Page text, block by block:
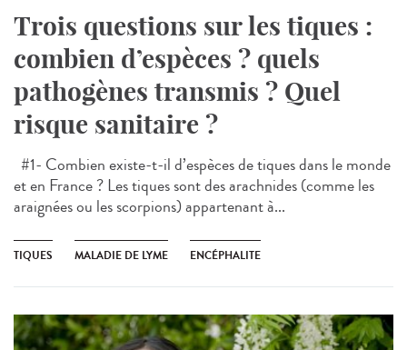
Trois questions sur les tiques :
combien d’espèces ? quels
pathogènes transmis ? Quel
risque sanitaire ?
#1- Combien existe-t-il d’espèces de tiques dans le monde
et en France ? Les tiques sont des arachnides (comme les
araignées ou les scorpions) appartenant à...
TIQUES MALADIE DE LYME ENCÉPHALITE